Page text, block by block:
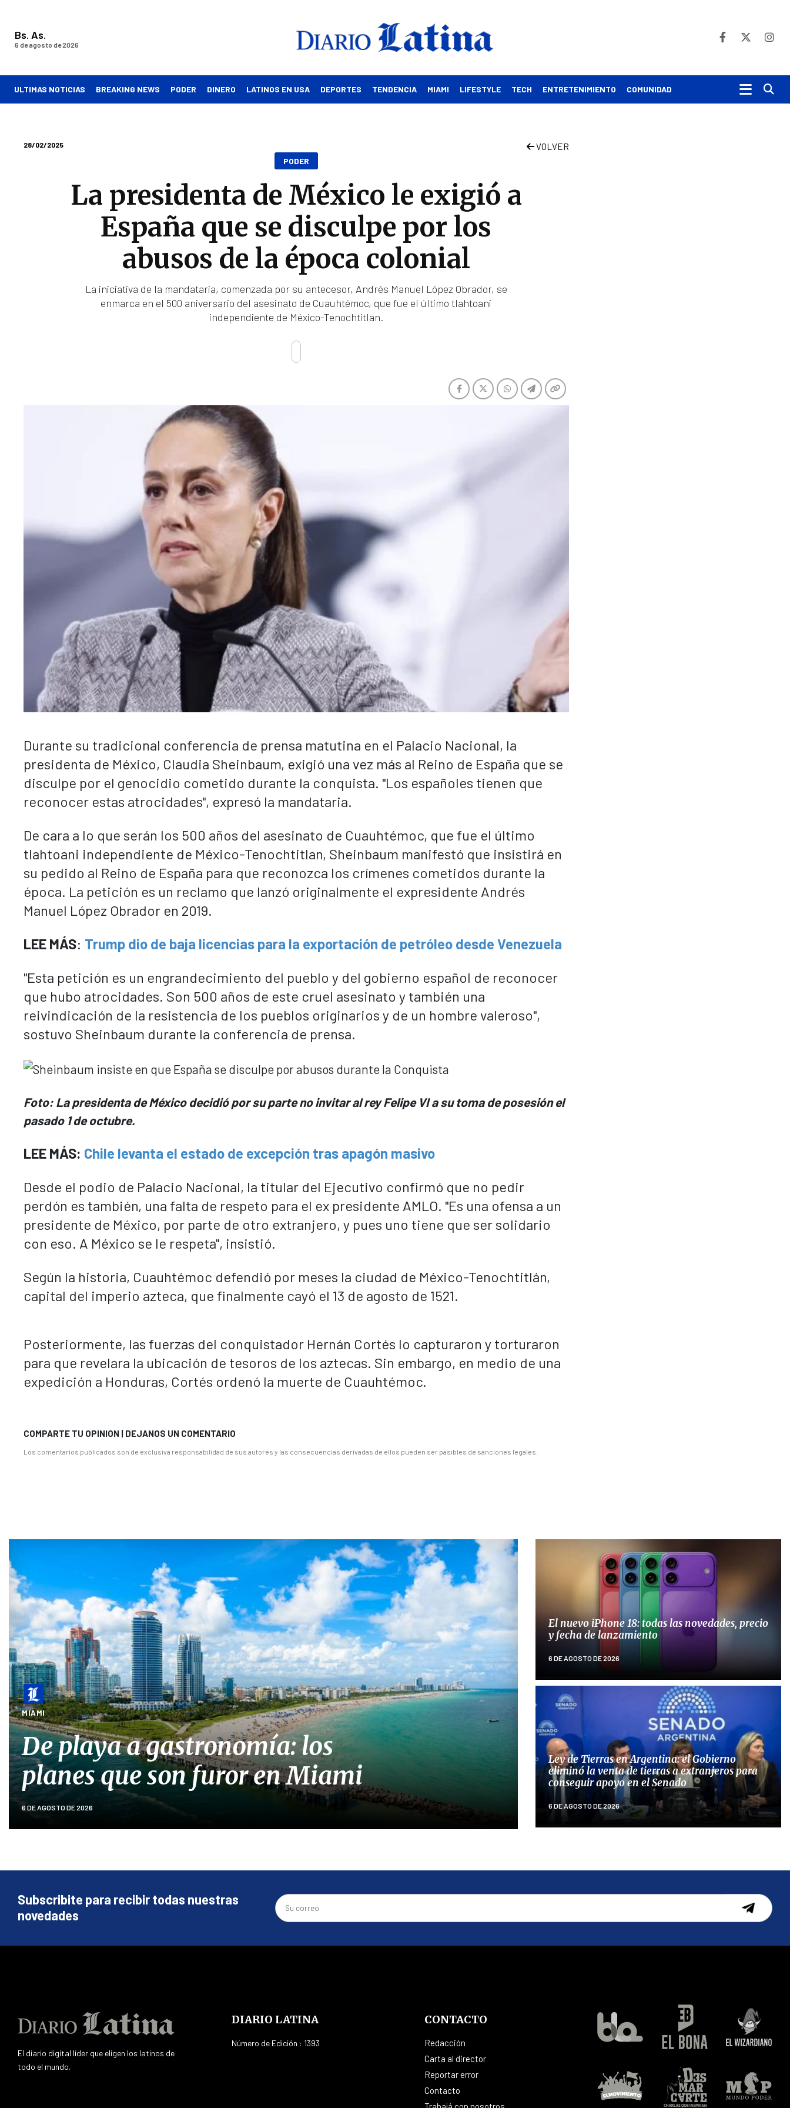
Bs. As.
6 de agosto de 2026
ULTIMAS NOTICIAS BREAKING NEWS PODER DINERO LATINOS EN USA DEPORTES TENDENCIA MIAMI LIFESTYLE TECH ENTRETENIMIENTO COMUNIDAD
28/02/2025 VOLVER
PODER
La presidenta de México le exigió a
España que se disculpe por los
abusos de la época colonial
La iniciativa de la mandataria, comenzada por su antecesor, Andrés Manuel López Obrador, se
enmarca en el 500 aniversario del asesinato de Cuauhtémoc, que fue el último tlahtoani
independiente de México-Tenochtitlan.
Durante su tradicional conferencia de prensa matutina en el Palacio Nacional, la
presidenta de México, Claudia Sheinbaum, exigió una vez más al Reino de España que se
disculpe por el genocidio cometido durante la conquista. "Los españoles tienen que
reconocer estas atrocidades", expresó la mandataria.
De cara a lo que serán los 500 años del asesinato de Cuauhtémoc, que fue el último
tlahtoani independiente de México-Tenochtitlan, Sheinbaum manifestó que insistirá en
su pedido al Reino de España para que reconozca los crímenes cometidos durante la
época. La petición es un reclamo que lanzó originalmente el expresidente Andrés
Manuel López Obrador en 2019.
LEE MÁS: Trump dio de baja licencias para la exportación de petróleo desde Venezuela
"Esta petición es un engrandecimiento del pueblo y del gobierno español de reconocer
que hubo atrocidades. Son 500 años de este cruel asesinato y también una
reivindicación de la resistencia de los pueblos originarios y de un hombre valeroso",
sostuvo Sheinbaum durante la conferencia de prensa.
Foto: La presidenta de México decidió por su parte no invitar al rey Felipe VI a su toma de posesión el
pasado 1 de octubre.
LEE MÁS: Chile levanta el estado de excepción tras apagón masivo
Desde el podio de Palacio Nacional, la titular del Ejecutivo confirmó que no pedir
perdón es también, una falta de respeto para el ex presidente AMLO. "Es una ofensa a un
presidente de México, por parte de otro extranjero, y pues uno tiene que ser solidario
con eso. A México se le respeta", insistió.
Según la historia, Cuauhtémoc defendió por meses la ciudad de México-Tenochtitlán,
capital del imperio azteca, que finalmente cayó el 13 de agosto de 1521.
Posteriormente, las fuerzas del conquistador Hernán Cortés lo capturaron y torturaron
para que revelara la ubicación de tesoros de los aztecas. Sin embargo, en medio de una
expedición a Honduras, Cortés ordenó la muerte de Cuauhtémoc.
COMPARTE TU OPINION | DEJANOS UN COMENTARIO
Los comentarios publicados son de exclusiva responsabilidad de sus autores y las consecuencias derivadas de ellos pueden ser pasibles de sanciones legales.
MIAMI
De playa a gastronomía: los
planes que son furor en Miami
6 DE AGOSTO DE 2026
El nuevo iPhone 18: todas las novedades, precio
y fecha de lanzamiento
6 DE AGOSTO DE 2026
Ley de Tierras en Argentina: el Gobierno
eliminó la venta de tierras a extranjeros para
conseguir apoyo en el Senado
6 DE AGOSTO DE 2026
Subscribite para recibir todas nuestras
novedades
El diario digital líder que eligen los latinos de
todo el mundo.
DIARIO LATINA
Número de Edición : 1393
CONTACTO
Redacción
Carta al director
Reportar error
Contacto